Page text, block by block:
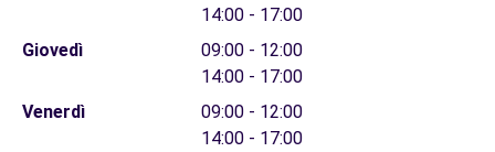
14:00 - 17:00
Giovedì
09:00 - 12:00
14:00 - 17:00
Venerdì
09:00 - 12:00
14:00 - 17:00